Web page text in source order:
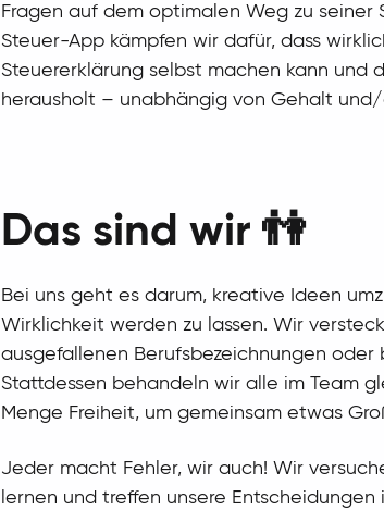
Fragen auf dem optimalen Weg zu seiner
Steuer-App kämpfen wir dafür, dass
Steuererklärung selbst machen kann und
herausholt – unabhängig von Gehalt
Das sind wir 👫
Bei uns geht es darum, kreative Ideen
Wirklichkeit werden zu lassen. Wir
ausgefallenen Berufsbezeichnungen oder
Stattdessen behandeln wir alle im Team
Menge Freiheit, um gemeinsam etwas
Jeder macht Fehler, wir auch! Wir
lernen und treffen unsere